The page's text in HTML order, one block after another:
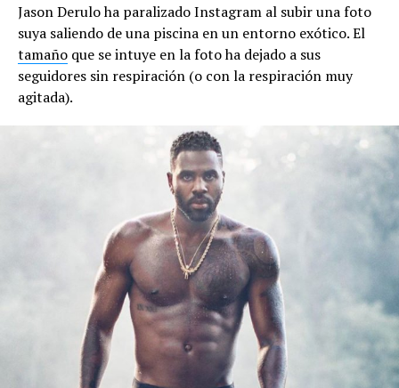
Jason Derulo ha paralizado Instagram al subir una foto
suya saliendo de una piscina en un entorno exótico. El
tamaño que se intuye en la foto ha dejado a sus
seguidores sin respiración (o con la respiración muy
agitada).